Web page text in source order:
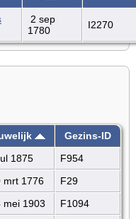
2 sep
1780
I2270
Gezins-ID
1875
F954
mrt 1776
F29
mei 1903
F1094